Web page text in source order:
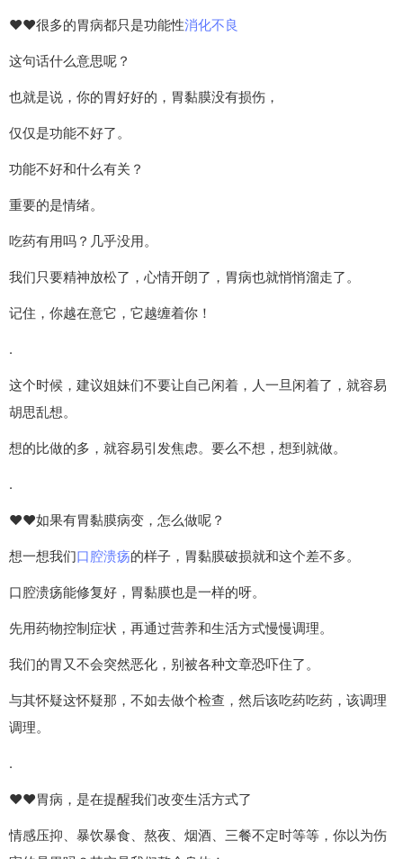
❤️❤️很多的胃病都只是功能性消化不良
这句话什么意思呢？
也就是说，你的胃好好的，胃黏膜没有损伤，
仅仅是功能不好了。
功能不好和什么有关？
重要的是情绪。
吃药有用吗？几乎没用。
我们只要精神放松了，心情开朗了，胃病也就悄悄溜走了。
记住，你越在意它，它越缠着你！
.
这个时候，建议姐妹们不要让自己闲着，人一旦闲着了，就容易
胡思乱想。
想的比做的多，就容易引发焦虑。要么不想，想到就做。
.
❤️❤️如果有胃黏膜病变，怎么做呢？
想一想我们口腔溃疡的样子，胃黏膜破损就和这个差不多。
口腔溃疡能修复好，胃黏膜也是一样的呀。
先用药物控制症状，再通过营养和生活方式慢慢调理。
我们的胃又不会突然恶化，别被各种文章恐吓住了。
与其怀疑这怀疑那，不如去做个检查，然后该吃药吃药，该调理
调理。
.
❤️❤️胃病，是在提醒我们改变生活方式了
情感压抑、暴饮暴食、熬夜、烟酒、三餐不定时等等，你以为伤